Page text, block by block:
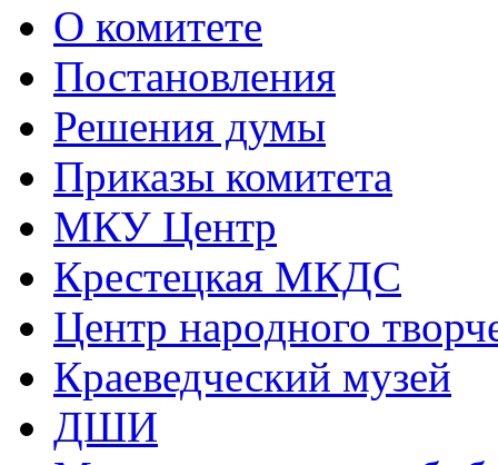
О комитете
Постановления
Решения думы
Приказы комитета
МКУ Центр
Крестецкая МКДС
Центр народного
Краеведческий музей
ДШИ